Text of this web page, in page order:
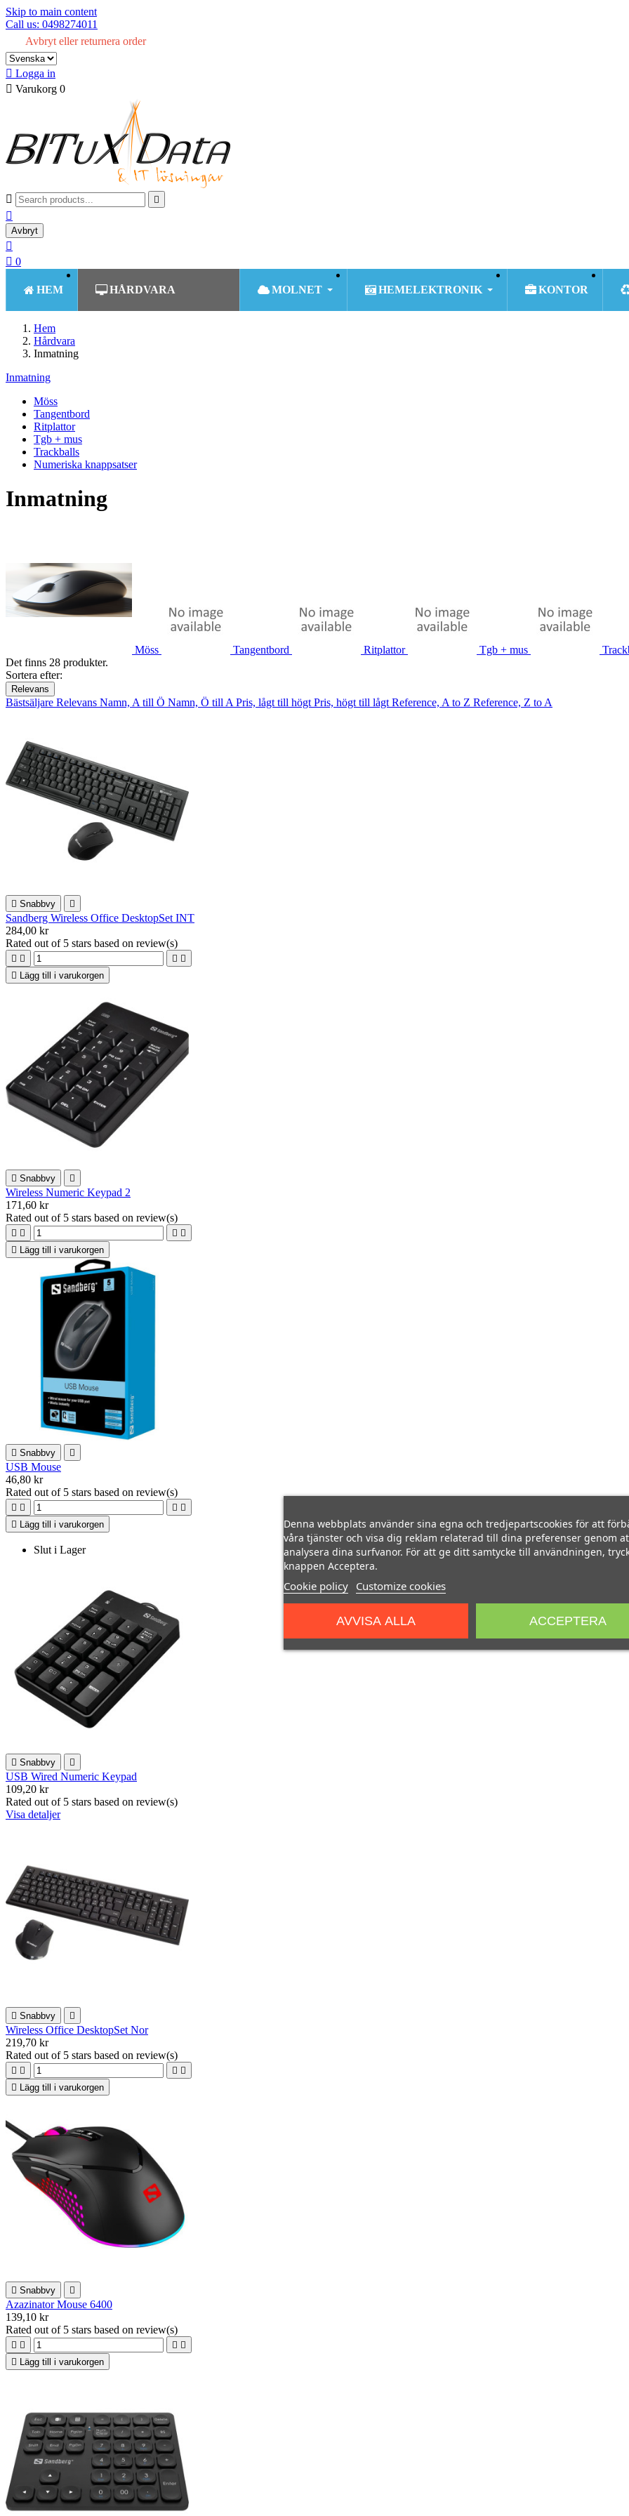
Skip to main content
Call us: 0498274011
Avbryt eller returnera order
 Logga in
 Varukorg 0
 

Avbryt

 0
HEM HÅRDVARA MOLNET HEMELEKTRONIK KONTOR
Hem
Hårdvara
Inmatning
Inmatning
Möss
Tangentbord
Ritplattor
Tgb + mus
Trackballs
Numeriska knappsatser
Inmatning
Möss Tangentbord Ritplattor Tgb + mus
Det finns 28 produkter.
Sortera efter:
Relevans
Bästsäljare Relevans Namn, A till Ö Namn, Ö till A Pris, lågt till högt Pris, högt till lågt Reference, A to Z Reference, Z to A
 Snabbvy 
Sandberg Wireless Office DesktopSet INT
284,00 kr
Rated out of 5 stars based on review(s)
   

Lägg till i varukorgen
 Snabbvy 
Wireless Numeric Keypad 2
171,60 kr
Rated out of 5 stars based on review(s)
   

Lägg till i varukorgen
 Snabbvy 
USB Mouse
46,80 kr
Rated out of 5 stars based on review(s)
   

Lägg till i varukorgen
Slut i Lager
 Snabbvy 
USB Wired Numeric Keypad
109,20 kr
Rated out of 5 stars based on review(s)
Visa detaljer
 Snabbvy 
Wireless Office DesktopSet Nor
219,70 kr
Rated out of 5 stars based on review(s)
   

Lägg till i varukorgen
 Snabbvy 
Azazinator Mouse 6400
139,10 kr
Rated out of 5 stars based on review(s)
   

Lägg till i varukorgen
Denna webbplats använder sina egna och tredjepartscookies för att
våra tjänster och visa dig reklam relaterad till dina preferenser genom
analysera dina surfvanor. För att ge ditt samtycke till användningen,
knappen Acceptera.
Cookie policy Customize cookies
AVVISA ALLA ACCEPTERA